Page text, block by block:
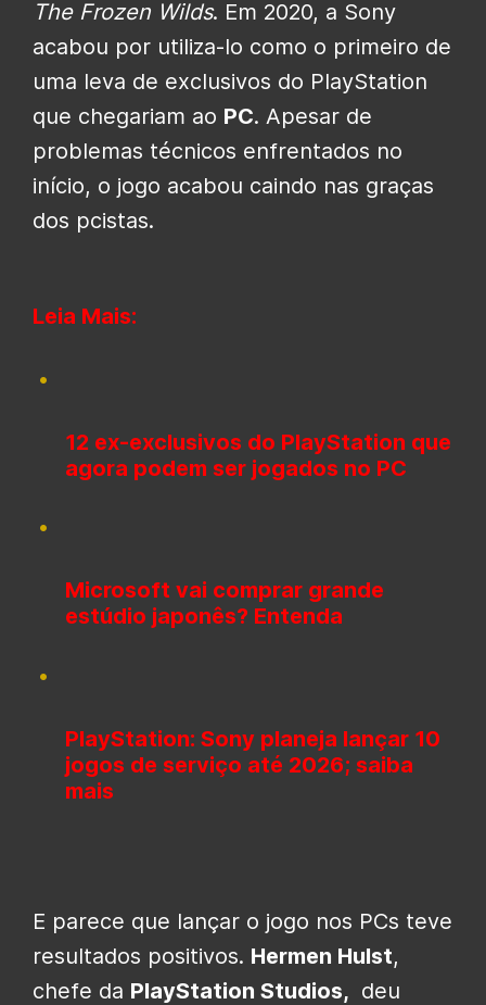
The Frozen Wilds. Em 2020, a Sony
acabou por utiliza-lo como o primeiro de
uma leva de exclusivos do PlayStation
que chegariam ao PC. Apesar de
problemas técnicos enfrentados no
início, o jogo acabou caindo nas graças
dos pcistas.
Leia Mais:
12 ex-exclusivos do PlayStation que
agora podem ser jogados no PC
Microsoft vai comprar grande
estúdio japonês? Entenda
PlayStation: Sony planeja lançar 10
jogos de serviço até 2026; saiba
mais
E parece que lançar o jogo nos PCs teve
resultados positivos. Hermen Hulst,
chefe da PlayStation Studios, deu